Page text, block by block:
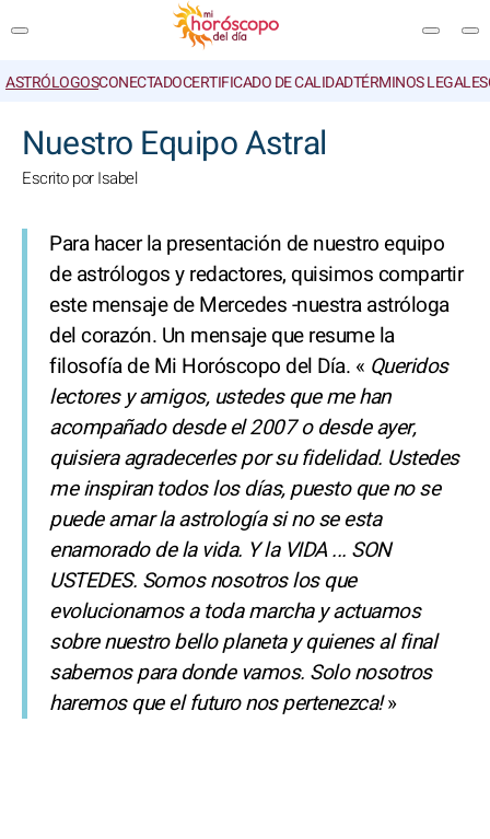
ASTRÓLOGOSCONECTADOCERTIFICADO DE CALIDADTÉRMINOS LEGALES
Nuestro Equipo Astral
Escrito por Isabel
Para hacer la presentación de nuestro equipo
de astrólogos y redactores, quisimos compartir
este mensaje de Mercedes -nuestra astróloga
del corazón. Un mensaje que resume la
filosofía de Mi Horóscopo del Día. « Queridos
lectores y amigos, ustedes que me han
acompañado desde el 2007 o desde ayer,
quisiera agradecerles por su fidelidad. Ustedes
me inspiran todos los días, puesto que no se
puede amar la astrología si no se esta
enamorado de la vida. Y la VIDA ... SON
USTEDES. Somos nosotros los que
evolucionamos a toda marcha y actuamos
sobre nuestro bello planeta y quienes al final
sabemos para donde vamos. Solo nosotros
haremos que el futuro nos pertenezca!»